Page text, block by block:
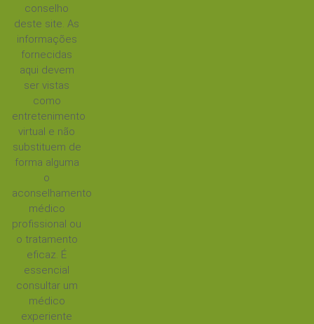
conselho
deste site. As
informações
fornecidas
aqui devem
ser vistas
como
entretenimento
virtual e não
substituem de
forma alguma
o
aconselhamento
médico
profissional ou
o tratamento
eficaz. É
essencial
consultar um
médico
experiente